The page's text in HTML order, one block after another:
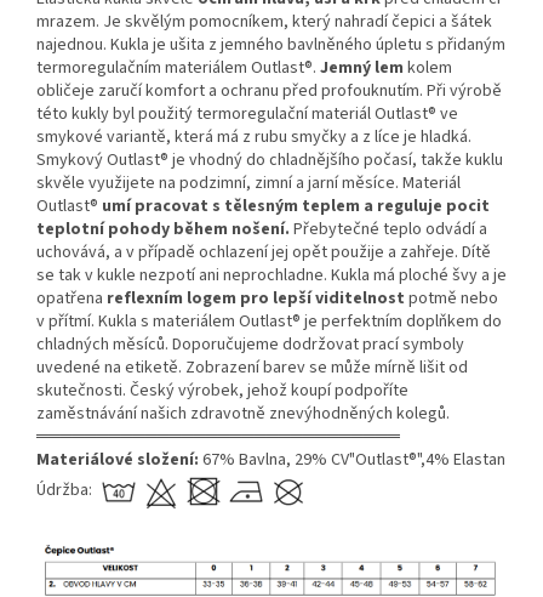
mrazem. Je skvělým pomocníkem, který nahradí čepici a šátek
najednou. Kukla je ušita z jemného bavlněného úpletu s přidaným
termoregulačním materiálem Outlast®. Jemný lem kolem
obličeje zaručí komfort a ochranu před profouknutím. Při výrobě
této kukly byl použitý termoregulační materiál Outlast® ve
smykové variantě, která má z rubu smyčky a z líce je hladká.
Smykový Outlast® je vhodný do chladnějšího počasí, takže kuklu
skvěle využijete na podzimní, zimní a jarní měsíce. Materiál
Outlast® umí pracovat s tělesným teplem a reguluje pocit
teplotní pohody během nošení. Přebytečné teplo odvádí a
uchovává, a v případě ochlazení jej opět použije a zahřeje. Dítě
se tak v kukle nezpotí ani neprochladne. Kukla má ploché švy a je
opatřena reflexním logem pro lepší viditelnost potmě nebo
v přítmí. Kukla s materiálem Outlast® je perfektním doplňkem do
chladných měsíců. Doporučujeme dodržovat prací symboly
uvedené na etiketě. Zobrazení barev se může mírně lišit od
skutečnosti. Český výrobek, jehož koupí podpoříte
zaměstnávání našich zdravotně znevýhodněných kolegů.
══════════════════════════════
Materiálové složení: 67% Bavlna, 29% CV"Outlast®",4% Elastan
Údržba: